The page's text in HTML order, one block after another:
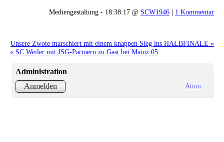
Mediengestaltung - 18:38:17 @ SCW1946 | 1 Kommentar
Unsere Zwote marschiert mit einem knappen Sieg ins HALBFINALE »
« SC Weiler mit JSG-Partnern zu Gast bei Mainz 05
Administration
Anmelden
Atom